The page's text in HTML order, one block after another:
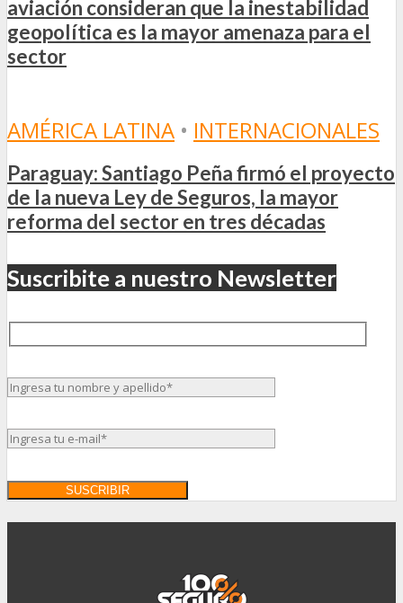
aviación consideran que la inestabilidad
geopolítica es la mayor amenaza para el
sector
AMÉRICA LATINA • INTERNACIONALES
Paraguay: Santiago Peña firmó el proyecto
de la nueva Ley de Seguros, la mayor
reforma del sector en tres décadas
Suscribite a nuestro Newsletter